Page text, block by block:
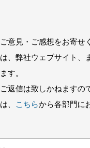
意見・ご感想をお寄せ
、弊社ウェブサイト、
す。
返信は致しかねますの
、
こちらから各部門に